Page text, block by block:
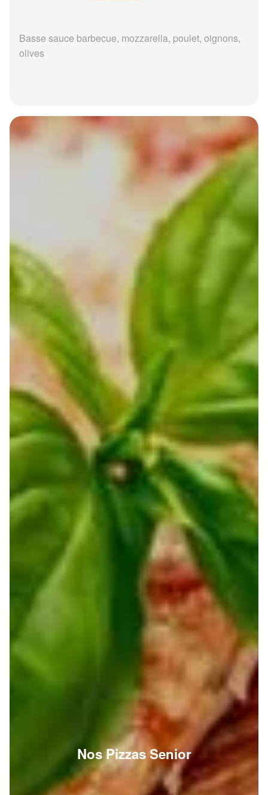
Basse sauce barbecue, mozzarella, poulet, oignons,
olives
Nos Pizzas Senior